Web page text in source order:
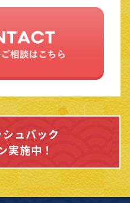
ュバック
実施中！